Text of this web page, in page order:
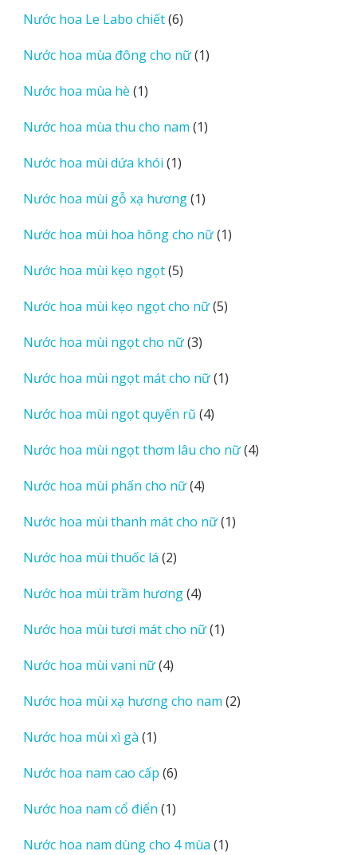
Nước hoa Le Labo chiết 66
phẩm
Nước hoa mùa đông cho nữ 11
Nước hoa mùa hè 11
phẩm
Nước hoa mùa thu cho nam 11
Nước hoa mùi dứa khói 11
phẩm
Nước hoa mùi gỗ xạ hương 11
phẩm
Nước hoa mùi hoa hông cho nữ 11
Nước hoa mùi kẹo ngọt 55
phẩm
Nước hoa mùi kẹo ngọt cho nữ 55
Nước hoa mùi ngọt cho nữ 33
phẩm
Nước hoa mùi ngọt mát cho nữ 11
Nước hoa mùi ngọt quyến rũ 44
phẩm
Nước hoa mùi ngọt thơm lâu cho nữ 44
Nước hoa mùi phấn cho nữ 44
phẩm
Nước hoa mùi thanh mát cho nữ 11
Nước hoa mùi thuốc lá 22
phẩm
Nước hoa mùi trầm hương 44
phẩm
Nước hoa mùi tươi mát cho nữ 11
Nước hoa mùi vani nữ 44
phẩm
Nước hoa mùi xạ hương cho nam 22
Nước hoa mùi xì gà 11
phẩm
Nước hoa nam cao cấp 66
phẩm
Nước hoa nam cổ điển 11
phẩm
Nước hoa nam dùng cho 4 mùa 11